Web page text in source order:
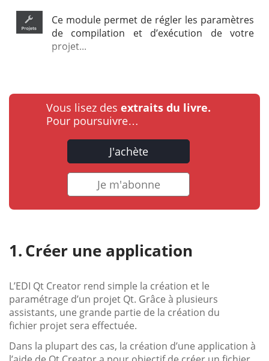
Ce module permet de régler les paramètres
de compilation et d’exécution de votre
projet...
Vous lisez des extraits du livre.
Pour poursuivre…
J'achète
Je m'abonne
Créer une application
L’EDI Qt Creator rend simple la création et le
paramétrage d’un projet Qt. Grâce à plusieurs
assistants, une grande partie de la création du
fichier projet sera effectuée.
Dans la plupart des cas, la création d’une application à